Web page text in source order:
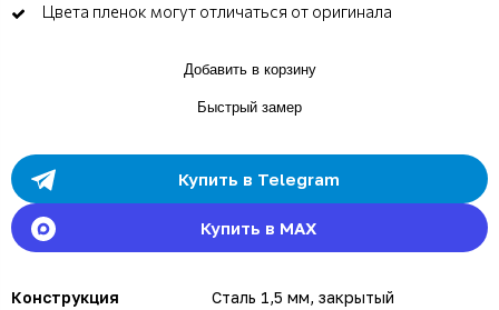
Цвета пленок могут отличаться от оригинала
Добавить в корзину
Быстрый замер
Купить в Telegram
Купить в MAX
Конструкция
Сталь 1,5 мм, закрытый